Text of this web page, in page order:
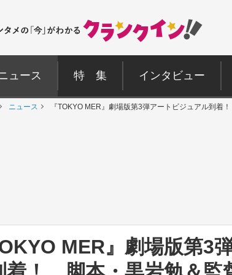
ュース 特 集 インタビュー
ニュース 『TOKYO MER』劇場版第3弾アートビジュアル到
MER』劇場版第3